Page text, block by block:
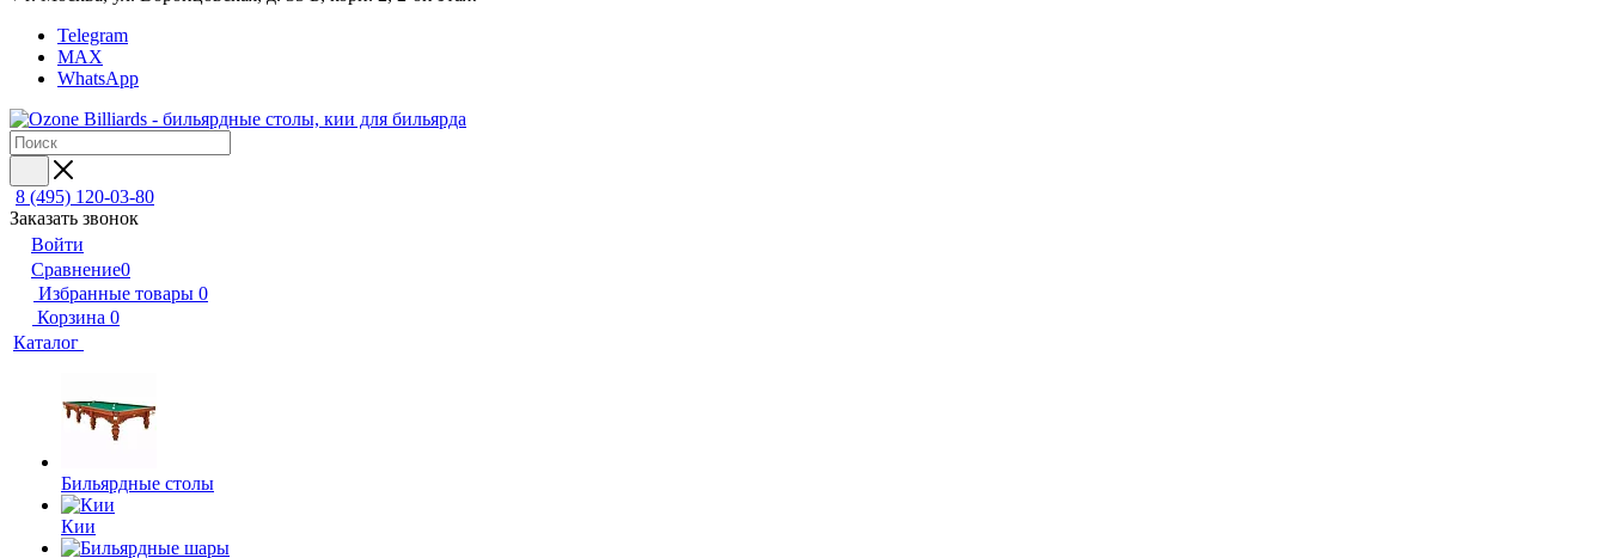
Telegram
MAX
WhatsApp
8 (495) 120-03-80
Заказать звонок
Войти
Сравнение0
Избранные товары 0
Корзина 0
Каталог
Бильярдные столы
Кии